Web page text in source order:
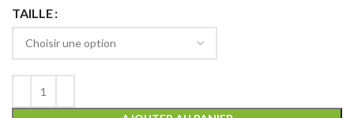
TAILLE